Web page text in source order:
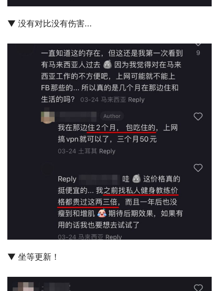
▼ 没有对比没有伤害...
▼ 坐等更新！